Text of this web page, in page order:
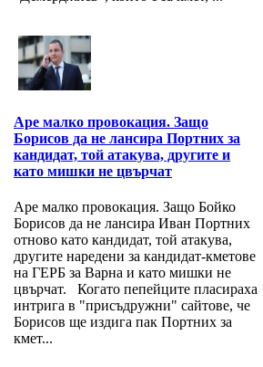
Аре малко провокация. Защо
Борисов да не лансира Портних за
кандидат, той атакува, другите и
като мишки не цвърчат
Аре малко провокация. Защо Бойко
Борисов да не лансира Иван Портних
отново като кандидат, той атакува,
другите наредени за кандидат-кметове
на ГЕРБ за Варна и като мишки не
цвърчат. Когато пепейците пласираха
интрига в "присъдружни" сайтове, че
Борисов ще издига пак Портних за
кмет...